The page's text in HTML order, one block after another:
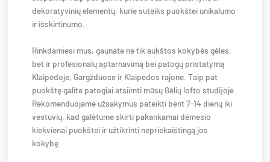
dekoratyvinių elementų, kurie suteiks puokštei unikalumo
ir išskirtinumo.
Rinkdamiesi mus, gaunate ne tik aukštos kokybės gėles,
bet ir profesionalų aptarnavimą bei patogų pristatymą
Klaipėdoje, Gargžduose ir Klaipėdos rajone. Taip pat
puokštę galite patogiai atsiimti mūsų Gėlių lofto studijoje.
Rekomenduojame užsakymus pateikti bent 7-14 dienų iki
vestuvių, kad galėtume skirti pakankamai dėmesio
kiekvienai puokštei ir užtikrinti nepriekaištingą jos
kokybę.